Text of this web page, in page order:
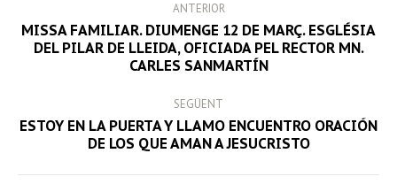
NAVIGATION
ANTERIOR
Previous
post:
MISSA FAMILIAR. DIUMENGE 12 DE MARÇ. ESGLÉSIA
DEL PILAR DE LLEIDA, OFICIADA PEL RECTOR MN.
CARLES SANMARTÍN
SEGÜENT
Next
ESTOY EN LA PUERTA Y LLAMO ENCUENTRO ORACIÓN
DE LOS QUE AMAN A JESUCRISTO